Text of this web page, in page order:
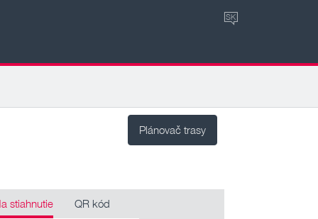
SK
Plánovač trasy
stiahnutie QR kód